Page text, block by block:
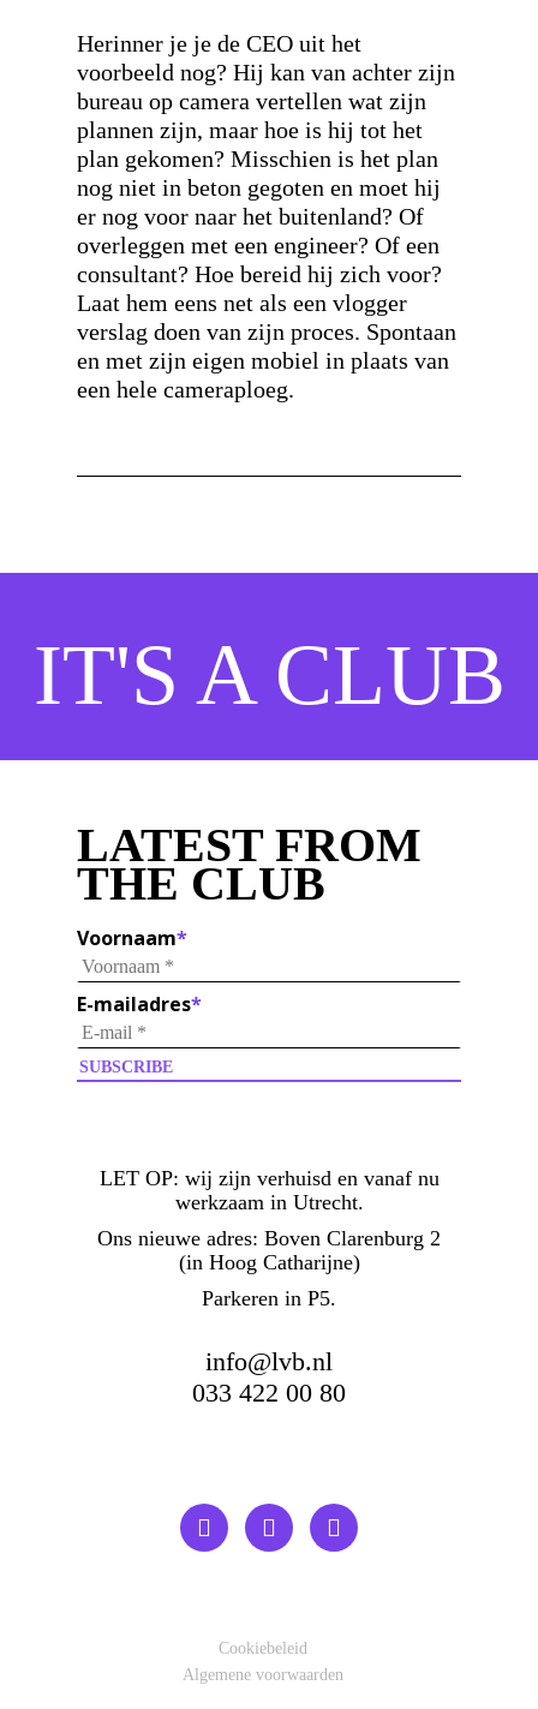
Herinner je je de CEO uit het
voorbeeld nog? Hij kan van achter zijn
bureau op camera vertellen wat zijn
plannen zijn, maar hoe is hij tot het
plan gekomen? Misschien is het plan
nog niet in beton gegoten en moet hij
er nog voor naar het buitenland? Of
overleggen met een engineer? Of een
consultant? Hoe bereid hij zich voor?
Laat hem eens net als een vlogger
verslag doen van zijn proces. Spontaan
en met zijn eigen mobiel in plaats van
een hele cameraploeg.
IT'S A CLUB
LATEST FROM
THE CLUB
Voornaam*
E-mailadres*
LET OP: wij zijn verhuisd en vanaf nu
werkzaam in Utrecht.
Ons nieuwe adres: Boven Clarenburg 2
(in Hoog Catharijne)
Parkeren in P5.
info@lvb.nl
033 422 00 80
Cookiebeleid
Algemene voorwaarden